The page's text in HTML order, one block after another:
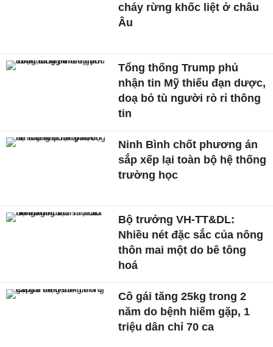
cháy rừng khốc liệt ở châu
Âu
Tổng thống Trump phủ
nhận tin Mỹ thiếu đạn dược,
doạ bỏ tù người rò rỉ thông
tin
Ninh Bình chốt phương án
sắp xếp lại toàn bộ hệ thống
trường học
Bộ trưởng VH-TT&DL:
Nhiều nét đặc sắc của nông
thôn mai một do bê tông
hoá
Cô gái tăng 25kg trong 2
năm do bệnh hiếm gặp, 1
triệu dân chỉ 70 ca